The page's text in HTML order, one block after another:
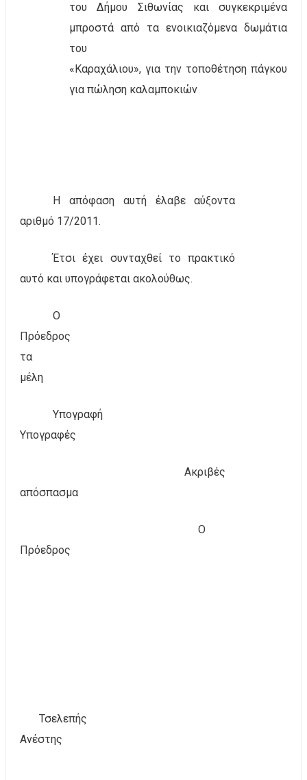
του Δήμου Σιθωνίας και συγκεκριμένα
μπροστά από τα ενοικιαζόμενα δωμάτια
του
«Καραχάλιου», για την τοποθέτηση πάγκου
για πώληση καλαμποκιών
Η απόφαση αυτή έλαβε αύξοντα
αριθμό 17/2011.
Έτσι έχει συνταχθεί το πρακτικό
αυτό και υπογράφεται ακολούθως.
Ο
Πρόεδρος
τα
μέλη
Υπογραφή
Υπογραφές
Ακριβές
απόσπασμα
Ο
Πρόεδρος
Τσελεπής
Ανέστης